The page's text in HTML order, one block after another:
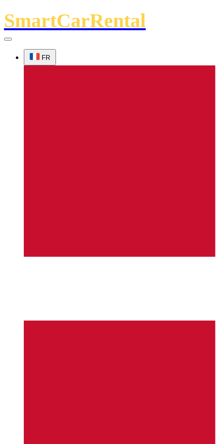
SmartCarRental
FR